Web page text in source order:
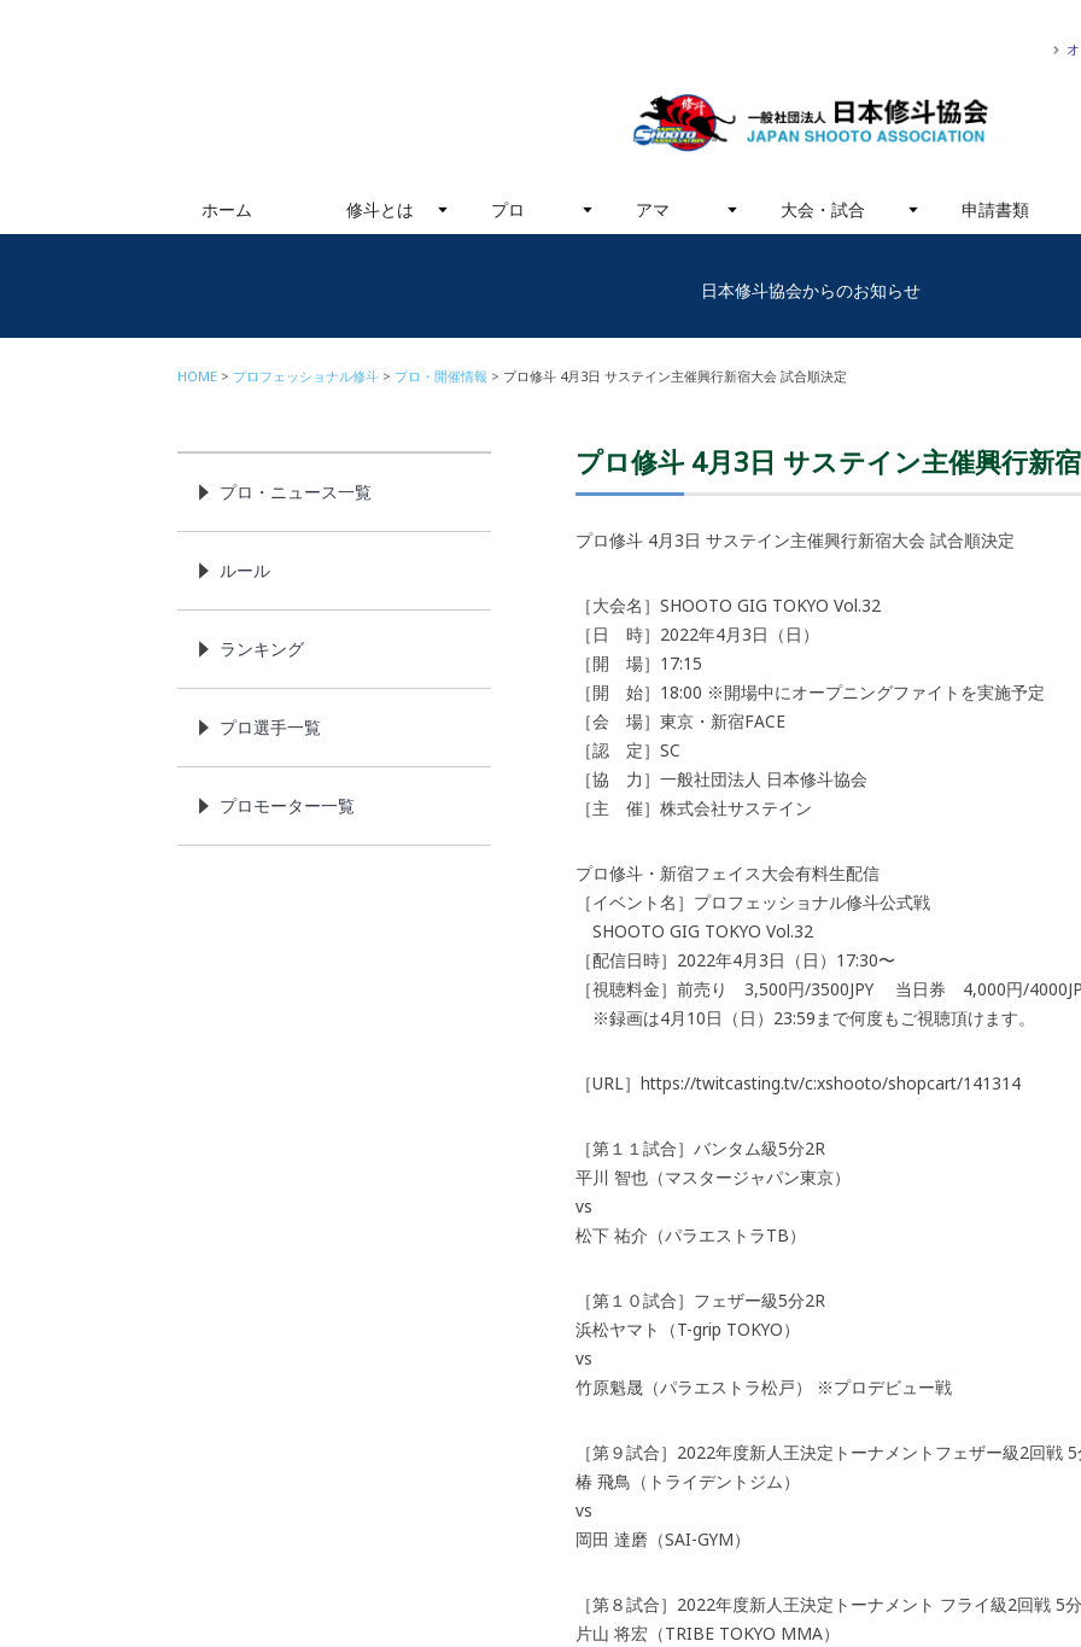
ホーム 修斗とは プロ アマ 大会・試合 申請書類
日本修斗協会からのお知らせ
HOME プロフェッショナル修斗 プロ・開催情報 プロ修斗 4月3日 サステイン主催興行新宿大会 試合順決定
プロ修斗 4月3日 サステイン主催興行新
プロ修斗 4月3日 サステイン主催興行新宿大会 試合順決定
［大会名］SHOOTO GIG TOKYO Vol.32
［日 時］2022年4月3日（日）
［開 場］17:15
［開 始］18:00 ※開場中にオープニングファイトを実施予定
［会 場］東京・新宿FACE
［認 定］SC
［協 力］一般社団法人 日本修斗協会
［主 催］株式会社サステイン
プロ修斗・新宿フェイス大会有料生配信
［イベント名］プロフェッショナル修斗公式戦
SHOOTO GIG TOKYO Vol.32
［配信日時］2022年4月3日（日）17:30〜
［視聴料金］前売り 3,500円/3500JPY 当日券 4,000円/
※録画は4月10日（日）23:59まで何度もご視聴頂けます。
［URL］https://twitcasting.tv/c:xshooto/shopcart/141314
［第１１試合］バンタム級5分2R
平川 智也（マスタージャパン東京）
vs
松下 祐介（パラエストラTB）
［第１０試合］フェザー級5分2R
浜松ヤマト（T-grip TOKYO）
vs
竹原魁晟（パラエストラ松戸） ※プロデビュー戦
［第９試合］2022年度新人王決定トーナメントフェザー級2回戦
椿 飛鳥（トライデントジム）
vs
岡田 達磨（SAI-GYM）
［第８試合］2022年度新人王決定トーナメント フライ級2回戦 5
片山 将宏（TRIBE TOKYO MMA）
プロ・ニュース一覧
ルール
ランキング
プロ選手一覧
プロモーター一覧